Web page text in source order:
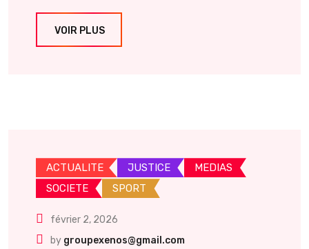
VOIR PLUS
ACTUALITE JUSTICE
MEDIAS
SOCIETE
SPORT
février 2, 2026
by groupexenos@gmail.com